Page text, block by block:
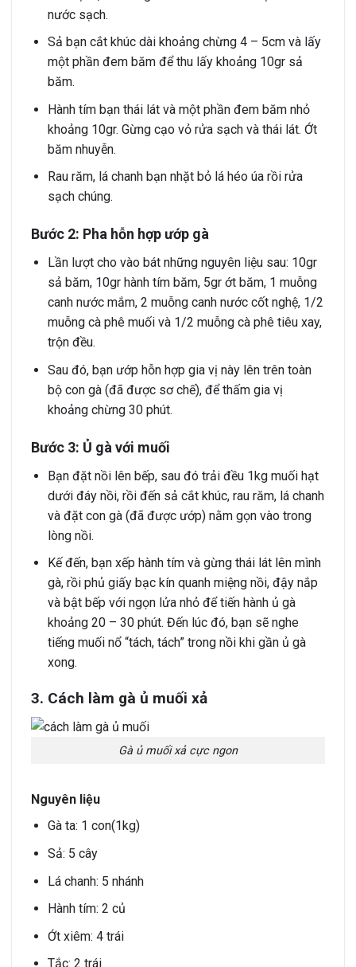
nước sạch.
Sả bạn cắt khúc dài khoảng chừng 4 – 5cm và lấy
một phần đem băm để thu lấy khoảng 10gr sả
băm.
Hành tím bạn thái lát và một phần đem băm nhỏ
khoảng 10gr. Gừng cạo vỏ rửa sạch và thái lát. Ớt
băm nhuyễn.
Rau răm, lá chanh bạn nhặt bỏ lá héo úa rồi rửa
sạch chúng.
Bước 2: Pha hỗn hợp ướp gà
Lần lượt cho vào bát những nguyên liệu sau: 10gr
sả băm, 10gr hành tím băm, 5gr ớt băm, 1 muỗng
canh nước mắm, 2 muỗng canh nước cốt nghệ, 1/2
muỗng cà phê muối và 1/2 muỗng cà phê tiêu xay,
trộn đều.
Sau đó, bạn ướp hỗn hợp gia vị này lên trên toàn
bộ con gà (đã được sơ chế), để thấm gia vị
khoảng chừng 30 phút.
Bước 3: Ủ gà với muối
Bạn đặt nồi lên bếp, sau đó trải đều 1kg muối hạt
dưới đáy nồi, rồi đến sả cắt khúc, rau răm, lá chanh
và đặt con gà (đã được ướp) nằm gọn vào trong
lòng nồi.
Kế đến, bạn xếp hành tím và gừng thái lát lên mình
gà, rồi phủ giấy bạc kín quanh miệng nồi, đậy nắp
và bật bếp với ngọn lửa nhỏ để tiến hành ủ gà
khoảng 20 – 30 phút. Đến lúc đó, bạn sẽ nghe
tiếng muối nổ “tách, tách” trong nồi khi gần ủ gà
xong.
3. Cách làm gà ủ muối xả
Gà ủ muối xả cực ngon
Nguyên liệu
Gà ta: 1 con(1kg)
Sả: 5 cây
Lá chanh: 5 nhánh
Hành tím: 2 củ
Ớt xiêm: 4 trái
Tắc: 2 trái